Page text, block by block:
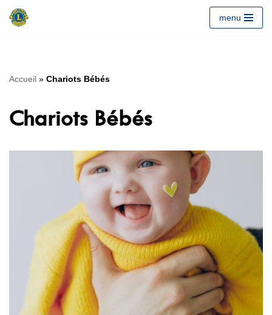
menu
Accueil » Chariots Bébés
Chariots Bébés